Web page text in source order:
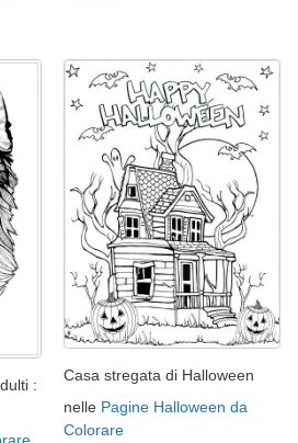
:
Casa stregata di Halloween
nelle Pagine Halloween da
Colorare